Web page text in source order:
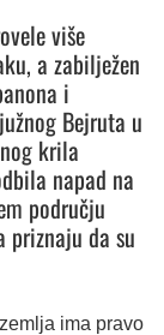
više
a zabilježen
i
Bejruta u
krila
napad na
području
priznaju da su
ima pravo